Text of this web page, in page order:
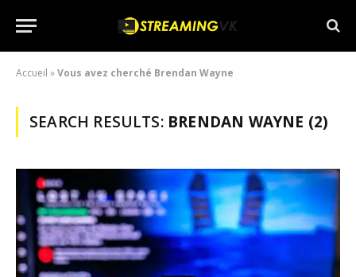
Accueil »Vous avez cherché Brendan Wayne
SEARCH RESULTS: BRENDAN WAYNE (2)